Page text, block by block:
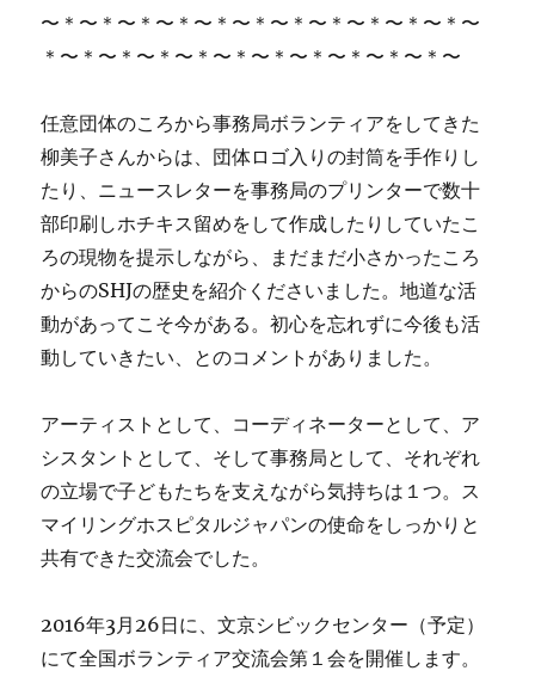
〜＊〜＊〜＊〜＊〜＊〜＊〜＊〜＊〜＊〜＊〜＊〜
＊〜＊〜＊〜＊〜＊〜＊〜＊〜＊〜＊〜＊〜＊〜
任意団体のころから事務局ボランティアをしてきた
柳美子さんからは、団体ロゴ入りの封筒を手作りし
たり、ニュースレターを事務局のプリンターで数十
部印刷しホチキス留めをして作成したりしていたこ
ろの現物を提示しながら、まだまだ小さかったころ
からのSHJの歴史を紹介くださいました。地道な活
動があってこそ今がある。初心を忘れずに今後も活
動していきたい、とのコメントがありました。
アーティストとして、コーディネーターとして、ア
シスタントとして、そして事務局として、それぞれ
の立場で子どもたちを支えながら気持ちは１つ。ス
マイリングホスピタルジャパンの使命をしっかりと
共有できた交流会でした。
2016年3月26日に、文京シビックセンター（予定）
にて全国ボランティア交流会第１会を開催します。